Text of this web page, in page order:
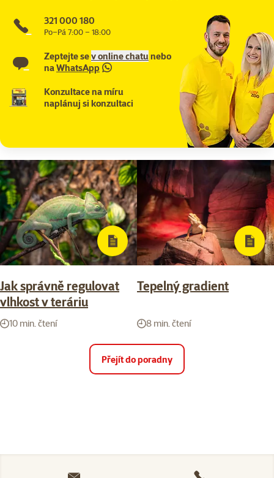
321 000 180
Po–Pá 7:00 – 18:00
Zeptejte sev online chatunebo
naWhatsApp
Konzultace na míru
naplánuj si konzultaci
Jak správně regulovat
vlhkost v teráriu
10 min. čtení
Tepelný gradient
8 min. čtení
Přejít do poradny